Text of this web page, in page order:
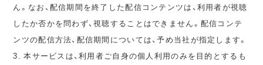
ん。なお、配信期間を終了した配信コンテンツは、利用者が視聴
したか否かを問わず、視聴することはできません。配信コンテ
ンツの配信方法、配信期間については、予め当社が指定します。
3. 本サービスは、利用者ご自身の個人利用のみを目的とするも